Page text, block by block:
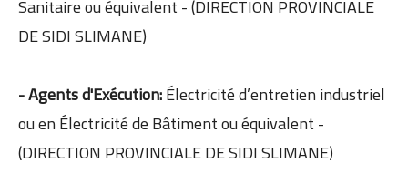
Sanitaire ou équivalent - (DIRECTION PROVINCIALE
DE SIDI SLIMANE)
- Agents d'Exécution:Électricité d’entretien industriel
ou en Électricité de Bâtiment ou équivalent -
(DIRECTION PROVINCIALE DE SIDI SLIMANE)